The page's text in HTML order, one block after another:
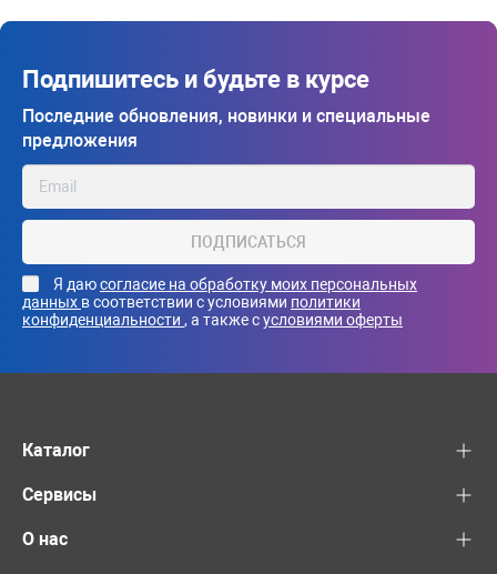
Подпишитесь и будьте в курсе
Последние обновления, новинки и специальные
предложения
ПОДПИСАТЬСЯ
Я даюсогласие на обработку моих персональных
данных в соответствии с условиями политики
конфиденциальности , а также сусловиями оферты
Каталог
Сервисы
О нас